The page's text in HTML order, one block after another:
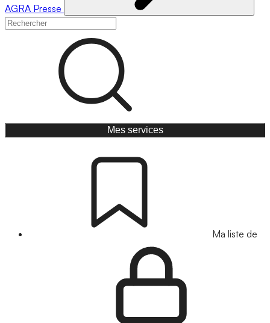
AGRA Presse
Mes services
Ma liste de